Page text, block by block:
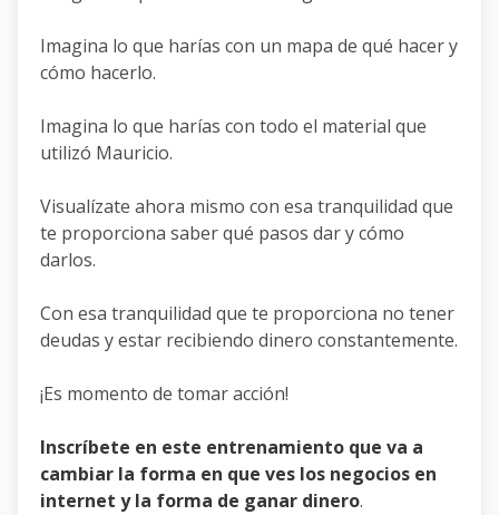
Imagina lo que harías con un mapa de qué hacer y
cómo hacerlo.
Imagina lo que harías con todo el material que
utilizó Mauricio.
Visualízate ahora mismo con esa tranquilidad que
te proporciona saber qué pasos dar y cómo
darlos.
Con esa tranquilidad que te proporciona no tener
deudas y estar recibiendo dinero constantemente.
¡Es momento de tomar acción!
Inscríbete en este entrenamiento que va a
cambiar la forma en que ves los negocios en
internet y la forma de ganar dinero.